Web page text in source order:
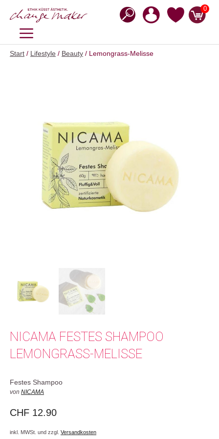
Inhalt
0
MENÜ
Start / Lifestyle / Beauty / Lemongrass-Melisse
NICAMA FESTES SHAMPOO
LEMONGRASS-MELISSE
Festes Shampoo
von NICAMA
CHF 12.90
inkl. MWSt. und zzgl. Versandkosten